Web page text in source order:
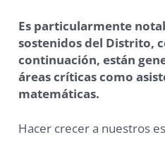
Es particularmente
sostenidos del Distrito,
continuación, están
áreas críticas como
matemáticas.
Hacer crecer a nuestros